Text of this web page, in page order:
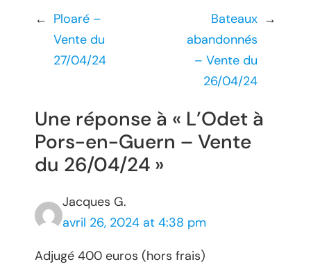
← Ploaré –
Vente du
27/04/24
→
Bateaux
abandonnés
– Vente du
26/04/24
Une réponse à « L’Odet à
Pors-en-Guern – Vente
du 26/04/24 »
Jacques G.
avril 26, 2024 at 4:38 pm
Adjugé 400 euros (hors frais)